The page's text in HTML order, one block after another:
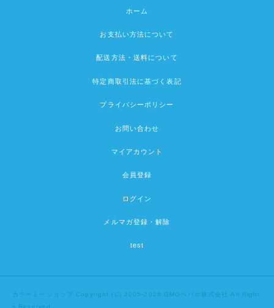
ホーム
お支払い方法について
配送方法・送料について
特定商取引法に基づく表記
プライバシーポリシー
お問い合わせ
マイアカウント
会員登録
ログイン
メルマガ登録・解除
test
カラーミーショップ Copyright (C) 2005-2026 GMOペパボ株式会社
All Right
s Reserved.